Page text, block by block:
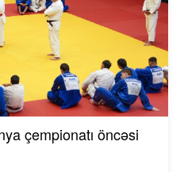
çempionatı öncəsi